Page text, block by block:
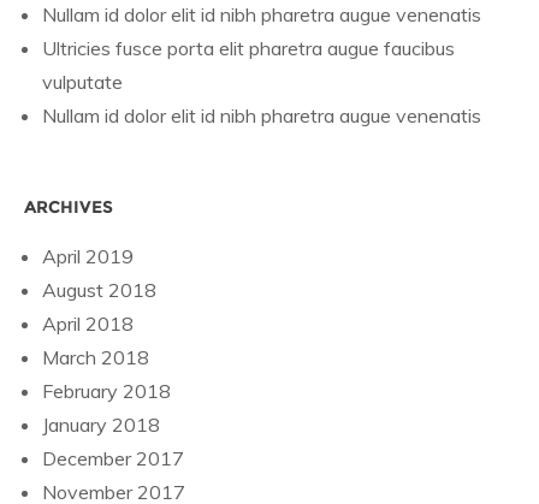
Nullam id dolor elit id nibh pharetra augue venenatis
Ultricies fusce porta elit pharetra augue faucibus
vulputate
Nullam id dolor elit id nibh pharetra augue venenatis
ARCHIVES
April 2019
August 2018
April 2018
March 2018
February 2018
January 2018
December 2017
November 2017